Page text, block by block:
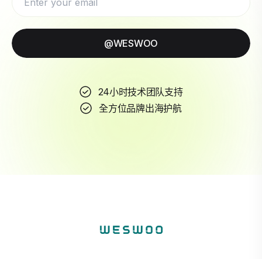
@WESWOO
24小时技术团队支持
全方位品牌出海护航